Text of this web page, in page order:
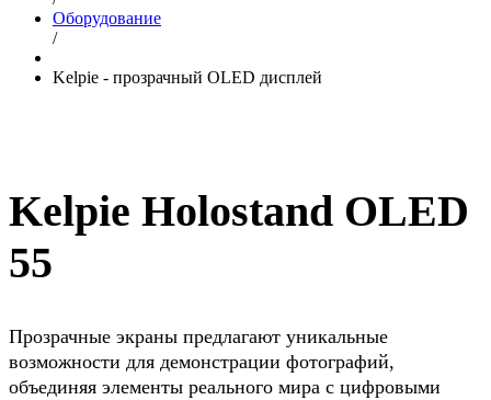
Оборудование
/
Kelpie - прозрачный OLED дисплей
Kelpie Holostand OLED
55
Прозрачные экраны предлагают уникальные
возможности для демонстрации фотографий,
объединяя элементы реального мира с цифровыми